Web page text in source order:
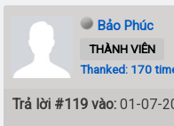
Bảo Phúc
THÀNH VIÊN
Thanked: 170
Trả lời #119 vào: 01-07-